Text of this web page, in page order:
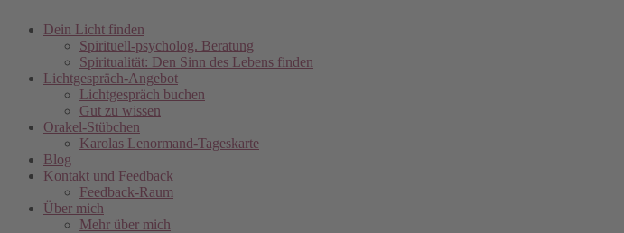
Dein Licht finden
Spirituell-psycholog. Beratung
Spiritualität: Den Sinn des Lebens finden
Lichtgespräch-Angebot
Lichtgespräch buchen
Gut zu wissen
Orakel-Stübchen
Karolas Lenormand-Tageskarte
Blog
Kontakt und Feedback
Feedback-Raum
Über mich
Mehr über mich